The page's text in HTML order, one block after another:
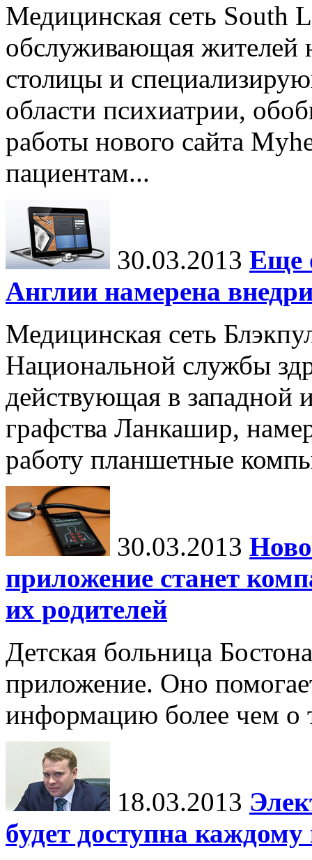
Медицинская сеть South
обслуживающая жителей
столицы и
области психиатрии,
работы нового сайта
пациентам...
30.03.2013 Еще
Англии намерена
Медицинская сеть
Национальной службы
действующая в западной
графства Ланкашир,
работу планшетные
30.03.2013
приложение станет
их родителей
Детская больница
приложение. Оно
информацию более чем о
18.03.2013
будет доступна каждому